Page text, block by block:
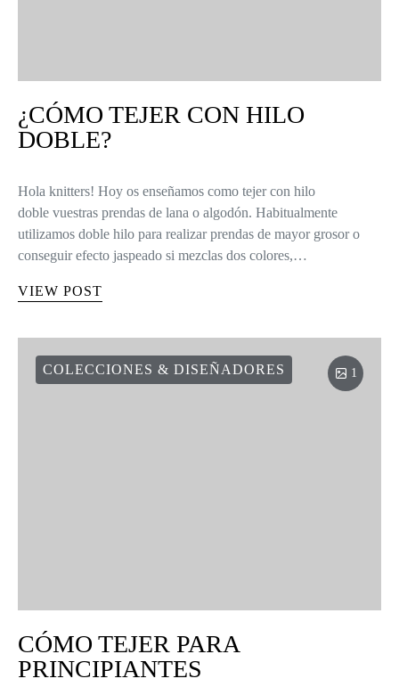
¿CÓMO TEJER CON HILO
DOBLE?
Hola knitters! Hoy os enseñamos como tejer con hilo
doble vuestras prendas de lana o algodón. Habitualmente
utilizamos doble hilo para realizar prendas de mayor grosor o
conseguir efecto jaspeado si mezclas dos colores,…
VIEW POST
COLECCIONES & DISEÑADORES 1
CÓMO TEJER PARA
PRINCIPIANTES